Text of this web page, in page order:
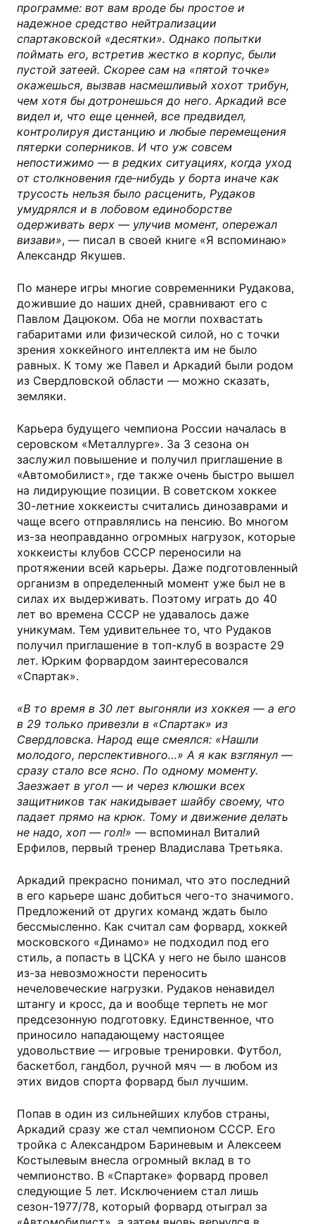
программе: вот вам вроде бы простое и
надежное средство нейтрализации
спартаковской «десятки». Однако попытки
поймать его, встретив жестко в корпус, были
пустой затеей. Скорее сам на «пятой точке»
окажешься, вызвав насмешливый хохот трибун,
чем хотя бы дотронешься до него. Аркадий все
видел и, что еще ценней, все предвидел,
контролируя дистанцию и любые перемещения
пятерки соперников. И что уж совсем
непостижимо — в редких ситуациях, когда уход
от столкновения где‐нибудь у борта иначе как
трусость нельзя было расценить, Рудаков
умудрялся и в лобовом единоборстве
одерживать верх — улучив момент, опережал
визави», — писал в своей книге «Я вспоминаю»
Александр Якушев.
По манере игры многие современники Рудакова,
дожившие до наших дней, сравнивают его с
Павлом Дацюком. Оба не могли похвастать
габаритами или физической силой, но с точки
зрения хоккейного интеллекта им не было
равных. К тому же Павел и Аркадий были родом
из Свердловской области — можно сказать,
земляки.
Карьера будущего чемпиона России началась в
серовском «Металлурге». За 3 сезона он
заслужил повышение и получил приглашение в
«Автомобилист», где также очень быстро вышел
на лидирующие позиции. В советском хоккее
30-летние хоккеисты считались динозаврами и
чаще всего отправлялись на пенсию. Во многом
из-за неоправданно огромных нагрузок, которые
хоккеисты клубов СССР переносили на
протяжении всей карьеры. Даже подготовленный
организм в определенный момент уже был не в
силах их выдерживать. Поэтому играть до 40
лет во времена СССР не удавалось даже
уникумам. Тем удивительнее то, что Рудаков
получил приглашение в топ-клуб в возрасте 29
лет. Юрким форвардом заинтересовался
«Спартак».
«В то время в 30 лет выгоняли из хоккея — а его
в 29 только привезли в «Спартак» из
Свердловска. Народ еще смеялся: «Нашли
молодого, перспективного…» А я как взглянул —
сразу стало все ясно. По одному моменту.
Заезжает в угол — и через клюшки всех
защитников так накидывает шайбу своему, что
падает прямо на крюк. Тому и движение делать
не надо, хоп — гол!» — вспоминал Виталий
Ерфилов, первый тренер Владислава Третьяка.
Аркадий прекрасно понимал, что это последний
в его карьере шанс добиться чего-то значимого.
Предложений от других команд ждать было
бессмысленно. Как считал сам форвард, хоккей
московского «Динамо» не подходил под его
стиль, а попасть в ЦСКА у него не было шансов
из-за невозможности переносить
нечеловеческие нагрузки. Рудаков ненавидел
штангу и кросс, да и вообще терпеть не мог
предсезонную подготовку. Единственное, что
приносило нападающему настоящее
удовольствие — игровые тренировки. Футбол,
баскетбол, гандбол, ручной мяч — в любом из
этих видов спорта форвард был лучшим.
Попав в один из сильнейших клубов страны,
Аркадий сразу же стал чемпионом СССР. Его
тройка с Александром Бариневым и Алексеем
Костылевым внесла огромный вклад в то
чемпионство. В «Спартаке» форвард провел
следующие 5 лет. Исключением стал лишь
сезон-1977/78, который форвард отыграл за